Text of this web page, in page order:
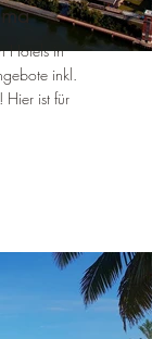
Hotels in
inkl.
Hier ist für